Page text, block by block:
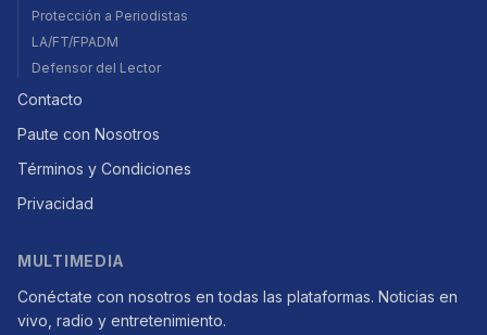
Protección a Periodistas
LA/FT/FPADM
Defensor del Lector
Contacto
Paute con Nosotros
Términos y Condiciones
Privacidad
MULTIMEDIA
Conéctate con nosotros en todas las plataformas. Noticias en
vivo, radio y entretenimiento.